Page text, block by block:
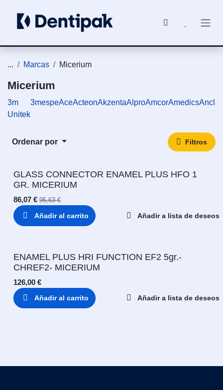
... Marcas Micerium
Micerium
3m
Unitek
3mespeAceActeonAkzentaAlproAmcorAmedics
Ordenar por Filtros
GLASS CONNECTOR ENAMEL PLUS HFO 1
GR. MICERIUM
86,07 € 95,63€
Añadir al carrito Añadir a lista de deseos
ENAMEL PLUS HRI FUNCTION EF2 5gr.-
CHREF2- MICERIUM
126,00 €
Añadir al carrito Añadir a lista de deseos